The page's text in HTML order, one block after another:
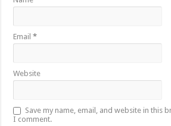
Email*
Website
Save my name, email, and website in this
I comment.